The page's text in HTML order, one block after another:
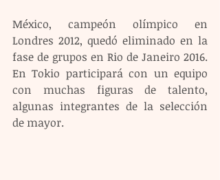
México, campeón olímpico en
Londres 2012, quedó eliminado en la
fase de grupos en Rio de Janeiro 2016.
En Tokio participará con un equipo
con muchas figuras de talento,
algunas integrantes de la selección
de mayor.